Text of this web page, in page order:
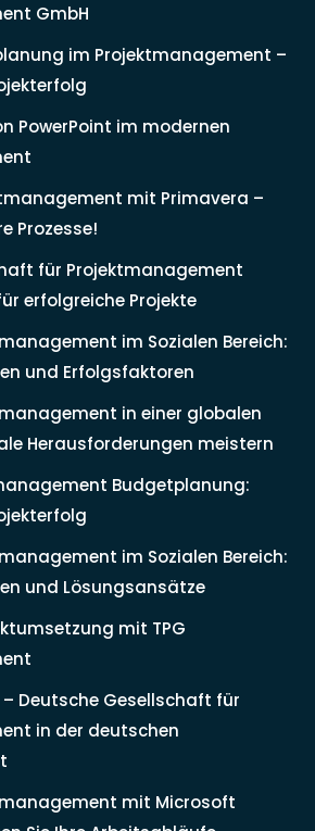
GmbH
im Projektmanagement –
PowerPoint im modernen
mit Primavera –
Prozesse!
für Projektmanagement
erfolgreiche Projekte
im Sozialen Bereich:
und Erfolgsfaktoren
in einer globalen
Herausforderungen meistern
Budgetplanung:
im Sozialen Bereich:
und Lösungsansätze
mit TPG
– Deutsche Gesellschaft für
in der deutschen
mit Microsoft